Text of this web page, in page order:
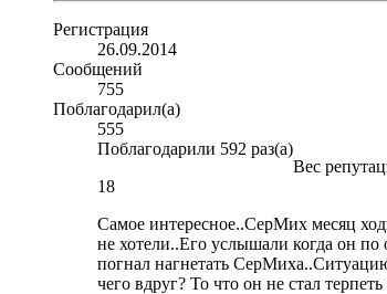
Регистрация
26.09.2014
Сообщений
755
Поблагодарил(а)
555
Поблагодарили 592 раз(а)
Вес
18
Самое интересное..СерМих месяц
не хотели..Его услышали когда он
погнал нагнетать
чего вдруг? То что он не стал